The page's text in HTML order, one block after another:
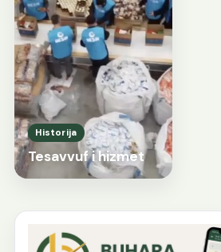
Historija
Tesavvuf i hizmet